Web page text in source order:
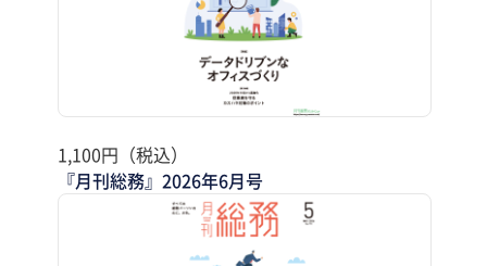
1,100円（税込）
『月刊総務』2026年6月号